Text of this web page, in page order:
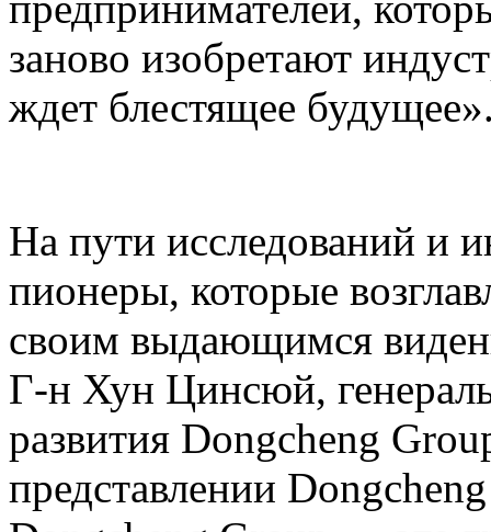
заново изобретают
ждет блестящее
На пути исследований и
пионеры, которые
своим выдающимся
Г-н Хун Цинсюй,
развития Dongcheng
представлении